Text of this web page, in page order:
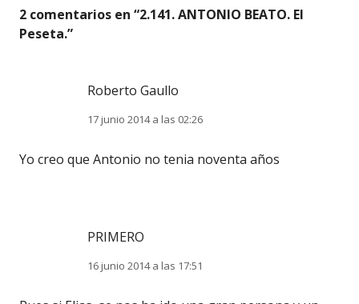
2 comentarios en “2.141. ANTONIO BEATO. El
Peseta.”
Roberto Gaullo
17 junio 2014 a las 02:26
Yo creo que Antonio no tenia noventa años
PRIMERO
16 junio 2014 a las 17:51